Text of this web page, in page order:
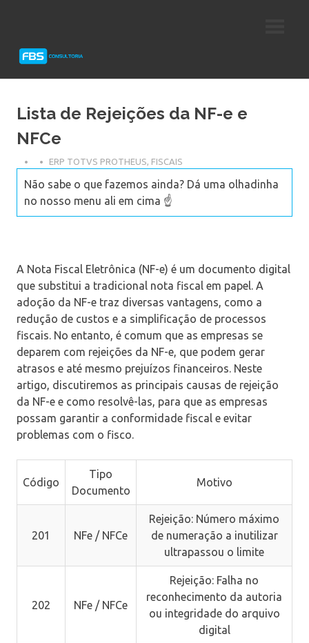
Protheus
Lista de Rejeições da NF-e e
NFCe
ERP TOTVS PROTHEUS, FISCAIS
Não sabe o que fazemos ainda? Dá uma olhadinha
no nosso menu ali em cima ☝️
A Nota Fiscal Eletrônica (NF-e) é um documento digital
que substitui a tradicional nota fiscal em papel. A
adoção da NF-e traz diversas vantagens, como a
redução de custos e a simplificação de processos
fiscais. No entanto, é comum que as empresas se
deparem com rejeições da NF-e, que podem gerar
atrasos e até mesmo prejuízos financeiros. Neste
artigo, discutiremos as principais causas de rejeição
da NF-e e como resolvê-las, para que as empresas
possam garantir a conformidade fiscal e evitar
problemas com o fisco.
Código
Tipo
Documento
Motivo
201 NFe / NFCe
Rejeição: Número máximo
de numeração a inutilizar
ultrapassou o limite
202 NFe / NFCe
Rejeição: Falha no
reconhecimento da autoria
ou integridade do arquivo
digital